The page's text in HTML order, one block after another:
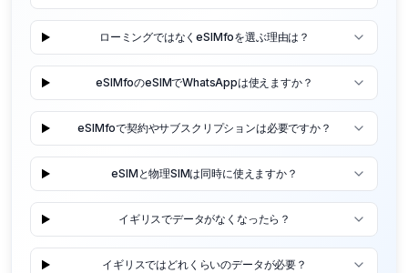
ローミングではなくeSIMfoを選ぶ理由は？
eSIMfoのeSIMでWhatsAppは使えますか？
eSIMfoで契約やサブスクリプションは必要ですか？
eSIMと物理SIMは同時に使えますか？
イギリスでデータがなくなったら？
イギリスではどれくらいのデータが必要？